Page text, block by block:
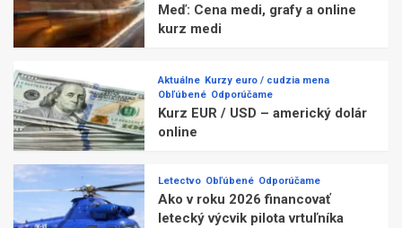
Meď: Cena medi, grafy a online
kurz medi
Aktuálne Kurzy euro / cudzia mena
Obľúbené Odporúčame
Kurz EUR / USD – americký dolár
online
Letectvo Obľúbené Odporúčame
Ako v roku 2026 financovať
letecký výcvik pilota vrtuľníka